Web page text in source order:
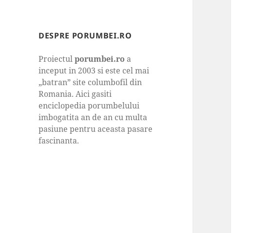
DESPRE PORUMBEI.RO
Proiectulporumbei.ro a
inceput in 2003 si este cel mai
„batran” site columbofil din
Romania. Aici gasiti
enciclopedia porumbelului
imbogatita an de an cu multa
pasiune pentru aceasta pasare
fascinanta.